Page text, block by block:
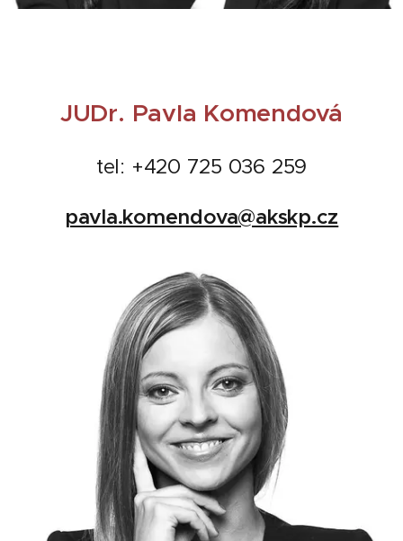
JUDr. Pavla Komendová
tel: +420 725 036 259
pavla.komendova@akskp.cz